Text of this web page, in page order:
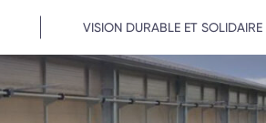
VISION DURABLE ET SOLIDAIRE